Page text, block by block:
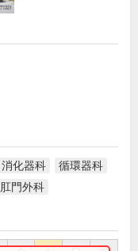
消化器科
循環器科
門外科